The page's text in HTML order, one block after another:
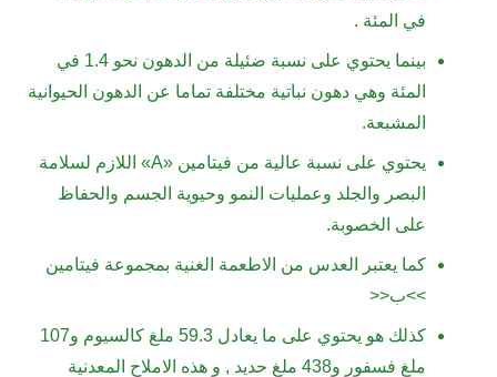
في المئة .
بينما يحتوي على نسبة ضئيلة من الدهون نحو 1.4 في
المئة وهي دهون نباتية مختلفة تماما عن الدهون الحيوانية
المشبعة.
يحتوي على نسبة عالية من فيتامين «A» اللازم لسلامة
البصر والجلد وعمليات النمو وحيوية الجسم والحفاظ
على الخصوبة.
كما يعتبر العدس من الاطعمة الغنية بمجموعة فيتامين
>>ب<<
كذلك هو يحتوي على ما يعادل 59.3 ملغ كالسيوم و107
ملغ فسفور و438 ملغ حديد , و هذه الاملاح المعدنية